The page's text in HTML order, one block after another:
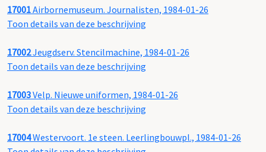
17001Airbornemuseum. Journalisten, 1984-01-26
Toon details van deze beschrijving
17002Jeugdserv. Stencilmachine, 1984-01-26
Toon details van deze beschrijving
17003Velp. Nieuwe uniformen, 1984-01-26
Toon details van deze beschrijving
17004Westervoort. 1e steen. Leerlingbouwpl., 1984-01-26